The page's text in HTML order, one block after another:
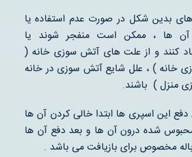
بدین شکل در صورت عدم استفاده یا
ها ، ممکن است منفجر شوند یا
کنند و از علت های آتش سوزی خانه (
خانه ) ، علل شایع آتش سوزی در خانه
منزل ) باشند.
دفع این اسپری ها ابتدا خالی کردن آن ها
محبوس شده درون آن ها و بعد دفع آن ها
مخصوص برای بازیافت می باشد .